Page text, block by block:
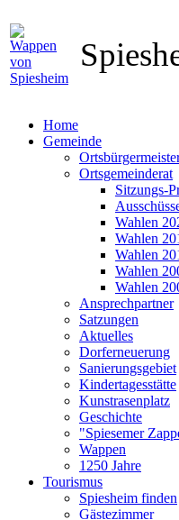
Home
Gemeinde
Ortsgemeinderat
Sitzungs-
Wahlen
Wahlen
Wahlen
Wahlen
Wahlen
Ansprechpartner
Satzungen
Aktuelles
Dorferneuerung
Sanierungsgebiet
Kindertagesstätte
Kunstrasenplatz
Geschichte
"Spiesemer
Wappen
1250 Jahre
Tourismus
Spiesheim finden
Gästezimmer